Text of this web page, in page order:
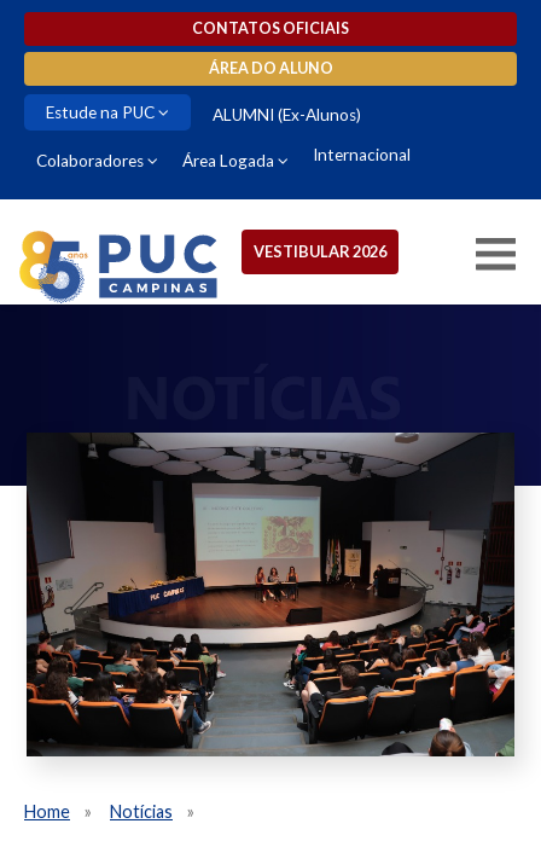
CONTATOS OFICIAIS
ÁREA DO ALUNO
Estude na PUC ALUMNI (Ex-Alunos)
Colaboradores Área Logada Internacional
VESTIBULAR 2026
Home
Notícias